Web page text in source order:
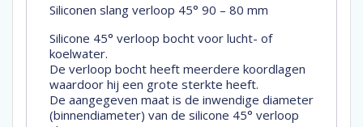
Siliconen slang verloop 45° 90 – 80 mm
Silicone 45° verloop bocht voor lucht- of
koelwater.
De verloop bocht heeft meerdere koordlagen
waardoor hij een grote sterkte heeft.
De aangegeven maat is de inwendige diameter
(binnendiameter) van de silicone 45° verloop